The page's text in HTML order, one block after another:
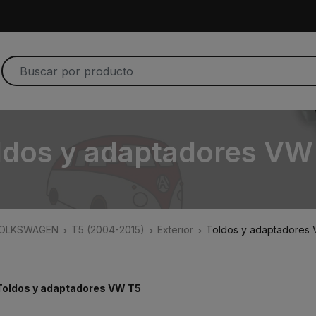
y adaptadores
T5 (2004-2015) Exterior Toldos y adaptadores
y adaptadores VW T5